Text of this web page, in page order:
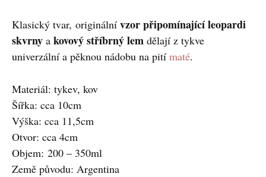
Klasický tvar, originální vzor připomínající leopardi
skvrny a kovový stříbrný lem dělají z tykve
univerzální a pěknou nádobu na pití maté.
Materiál: tykev, kov
Šířka: cca 10cm
Výška: cca 11,5cm
Otvor: cca 4cm
Objem: 200 – 350ml
Země původu: Argentina